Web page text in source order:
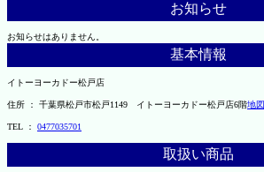
お知らせ
お知らせはありません。
基本情報
イトーヨーカドー松戸店
住所 ： 千葉県松戸市松戸1149 イトーヨーカドー松戸店6階地図
TEL ： 0477035701
取扱い商品